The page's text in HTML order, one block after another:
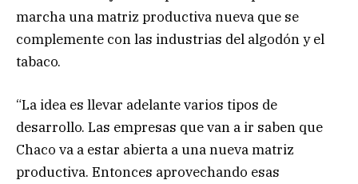
marcha una matriz productiva nueva que se
complemente con las industrias del algodón y el
tabaco.
“La idea es llevar adelante varios tipos de
desarrollo. Las empresas que van a ir saben que
Chaco va a estar abierta a una nueva matriz
productiva. Entonces aprovechando esas